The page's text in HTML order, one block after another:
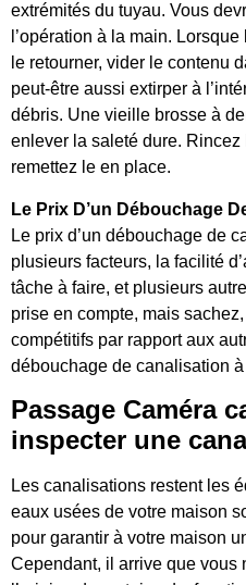
extrémités du tuyau. Vous
l’opération à la main.
le retourner, vider le contenu
peut-être aussi extirper à
débris. Une vieille brosse à
enlever la saleté dure. Rincez
remettez le en place.
Le Prix D’un Débouchage
Le prix d’un débouchage de
plusieurs facteurs, la facilité
tâche à faire, et plusieurs
prise en compte, mais
compétitifs par rapport aux
débouchage de canalisation
Passage Caméra
inspecter une
Les canalisations restent les
eaux usées de votre maison
pour garantir à votre maison
Cependant, il arrive que vous